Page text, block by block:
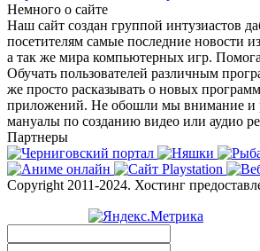
Немного о сайте
Наш сайт создан группой интузиастов
посетителям самые последние новости
а так же мира компьютерных игр.
Обучать пользователей различным
же просто расказывать о новых
приложений. Не обошли мы внимание и
мануалы по созданию видео или аудио
Партнеры
Copyright 2011-2024. Хостинг